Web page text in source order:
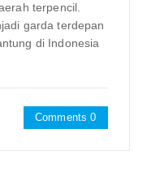
terpencil.
garda terdepan
di Indonesia
Comments 0